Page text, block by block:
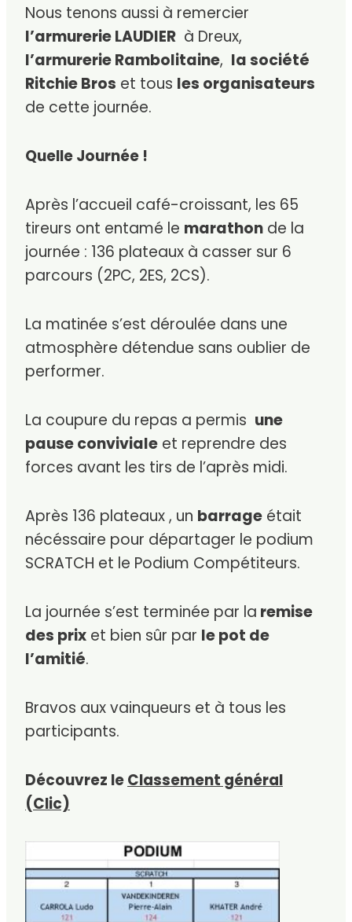
Nous tenons aussi à remercier
l’armurerie LAUDIER à Dreux,
l’armurerie Rambolitaine, la société
Ritchie Bros et tous les organisateurs
de cette journée.
Quelle Journée !
Après l’accueil café-croissant, les 65
tireurs ont entamé le marathon de la
journée : 136 plateaux à casser sur 6
parcours (2PC, 2ES, 2CS).
La matinée s’est déroulée dans une
atmosphère détendue sans oublier de
performer.
La coupure du repas a permis une
pause conviviale et reprendre des
forces avant les tirs de l’après midi.
Après 136 plateaux , un barrage était
nécéssaire pour départager le podium
SCRATCH et le Podium Compétiteurs.
La journée s’est terminée par la remise
des prix et bien sûr par le pot de
l’amitié.
Bravos aux vainqueurs et à tous les
participants.
Découvrez leClassement général
(Clic)